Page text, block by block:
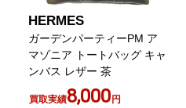
HERMES
ガーデンパーティーPM ア
マゾニア トートバッグ キャ
ンバス レザー 茶
買取実績8,000円